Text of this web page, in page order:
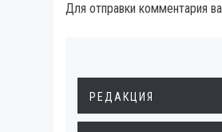
Для отправки комментария
РЕДАКЦИЯ